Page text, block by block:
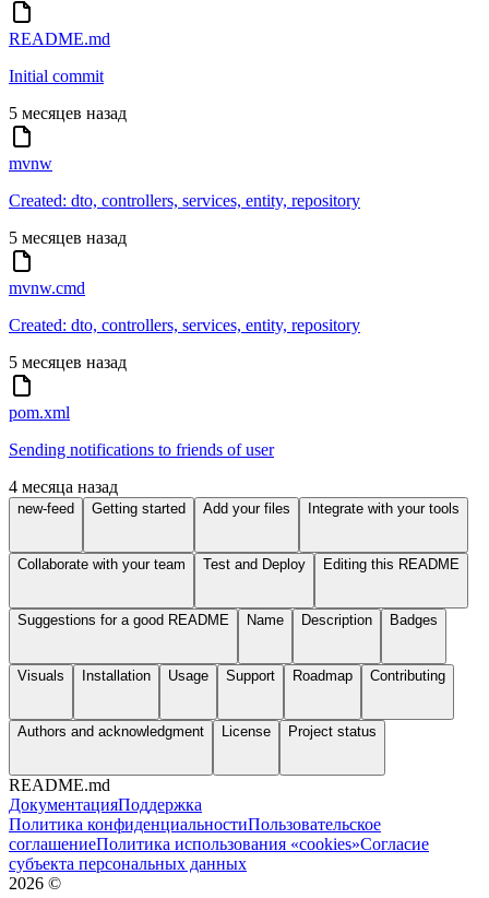
README.md
Initial commit
5 месяцев назад
mvnw
Created: dto, controllers, services, entity, repository
5 месяцев назад
mvnw.cmd
Created: dto, controllers, services, entity, repository
5 месяцев назад
pom.xml
Sending notifications to friends of user
4 месяца назад
new-feed Getting started Add your files Integrate with your tools
Collaborate with your team Test and Deploy Editing this README
Suggestions for a good README Name Description Badges
Visuals Installation Usage Support Roadmap Contributing
Authors and acknowledgment License Project status
README.md
ДокументацияПоддержка
Политика конфиденциальностиПользовательское
соглашениеПолитика использования «cookies»Согласие
субъекта персональных данных
2026 ©